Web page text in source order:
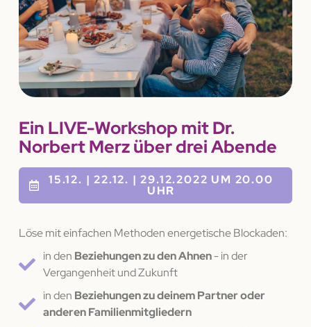
Ein LIVE-Workshop mit Dr.
Norbert Merz über drei Abende
15.12. | 22.12. | 29.12.2022 UM 20.00
UHR
Löse mit einfachen Methoden energetische Blockaden:
in den Beziehungen zu den Ahnen- in der
Vergangenheit und Zukunft
in den Beziehungen zu deinem Partner oder
anderen Familienmitgliedern